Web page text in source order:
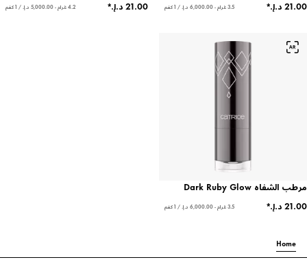
3.5 غرام - ‏6,000.00 د.إ.‏ / 1 كغم 4.2 غرام - ‏5,000.00 د.إ.‏ / 1 كغم
مرطب الشفاه Dark Ruby Glow
3.5 غرام - ‏6,000.00 د.إ.‏ / 1 كغم
Home